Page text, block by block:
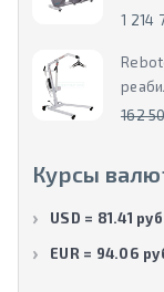
1 214
162
Курсы
USD = 81.41 руб
EUR = 94.06